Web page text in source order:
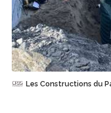
Les Constructions du